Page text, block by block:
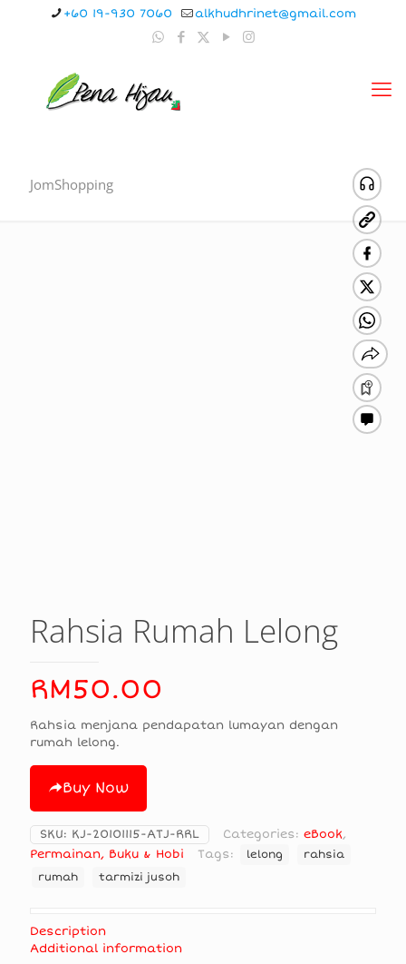
+60 19-930 7060 alkhudhrinet@gmail.com
JomShopping
Rahsia Rumah Lelong
RM50.00
Rahsia menjana pendapatan lumayan dengan
rumah lelong.
Buy Now
SKU: KJ-20101115-ATJ-RRL Categories: eBook,
Permainan, Buku & Hobi
Tags: lelong
rahsia
rumah
tarmizi jusoh
Description
Additional information